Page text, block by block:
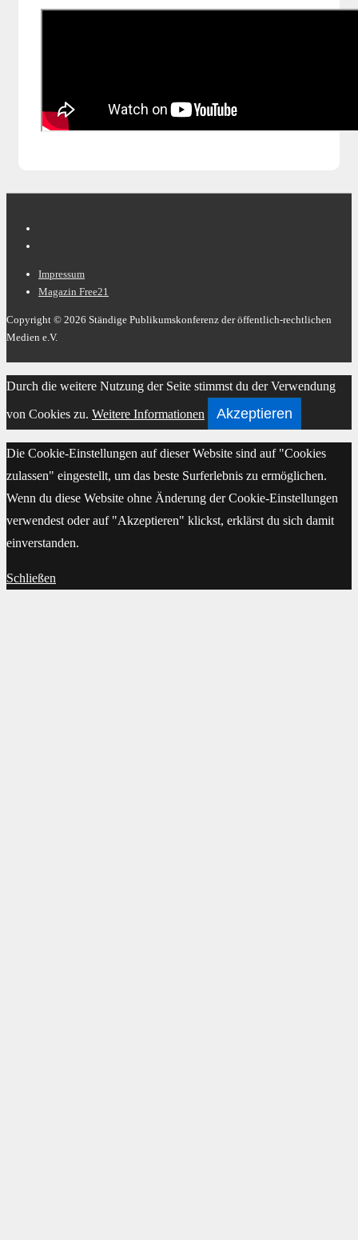
Footer-
Menü
Impressum
Magazin Free21
Copyright © 2026 Ständige Publikumskonferenz der öffentlich-rechtlichen
Medien e.V.
Scroll
Up
Durch die weitere Nutzung der Seite stimmst du der Verwendung
von Cookies zu. Weitere Informationen Akzeptieren
Die Cookie-Einstellungen auf dieser Website sind auf "Cookies
zulassen" eingestellt, um das beste Surferlebnis zu ermöglichen.
Wenn du diese Website ohne Änderung der Cookie-Einstellungen
verwendest oder auf "Akzeptieren" klickst, erklärst du sich damit
einverstanden.
Schließen